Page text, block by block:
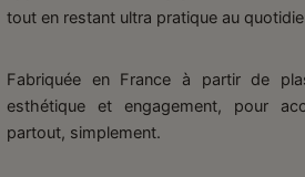
tout en restant ultra pratique au
Fabriquée en France à partir de
esthétique et engagement, pour
partout, simplement.